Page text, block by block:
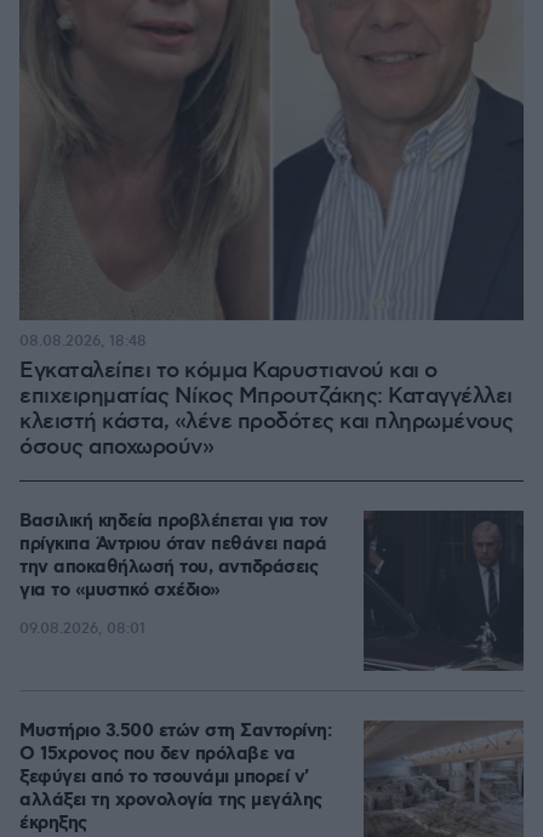
Εγκαταλείπει το κόμμα Καρυστιανού και ο
επιχειρηματίας Νίκος Μπρουτζάκης: Καταγγέλλει
κλειστή κάστα, «λένε προδότες και πληρωμένους
όσους αποχωρούν»
08.08.2026, 18:48
Βασιλική κηδεία προβλέπεται για τον
πρίγκιπα Άντριου όταν πεθάνει παρά
την αποκαθήλωσή του, αντιδράσεις
για το «μυστικό σχέδιο»
09.08.2026, 08:01
Μυστήριο 3.500 ετών στη Σαντορίνη:
Ο 15χρονος που δεν πρόλαβε να
ξεφύγει από το τσουνάμι μπορεί ν'
αλλάξει τη χρονολογία της μεγάλης
έκρηξης